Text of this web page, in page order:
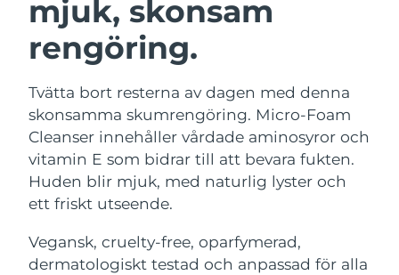
mjuk, skonsam
rengöring.
Tvätta bort resterna av dagen med denna
skonsamma skumrengöring. Micro-Foam
Cleanser innehåller vårdade aminosyror och
vitamin E som bidrar till att bevara fukten.
Huden blir mjuk, med naturlig lyster och
ett friskt utseende.
Vegansk, cruelty-free, oparfymerad,
dermatologiskt testad och anpassad för alla